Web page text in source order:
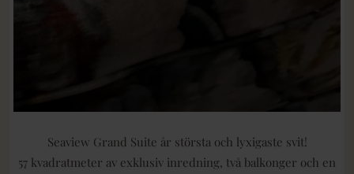
Seaview Grand Suite år största och lyxigaste svit!
57 kvadratmeter av exklusiv inredning, två balkonger och en